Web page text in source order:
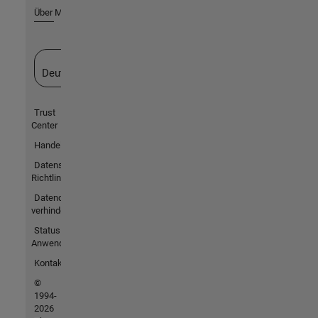
Über MathWorks
Deutschland
Trust
Center
Handelsmarken
Datenschutz-
Richtlinien
Datendiebstahl
verhindern
Status von
Anwendungen
Kontakt
©
1994-
2026